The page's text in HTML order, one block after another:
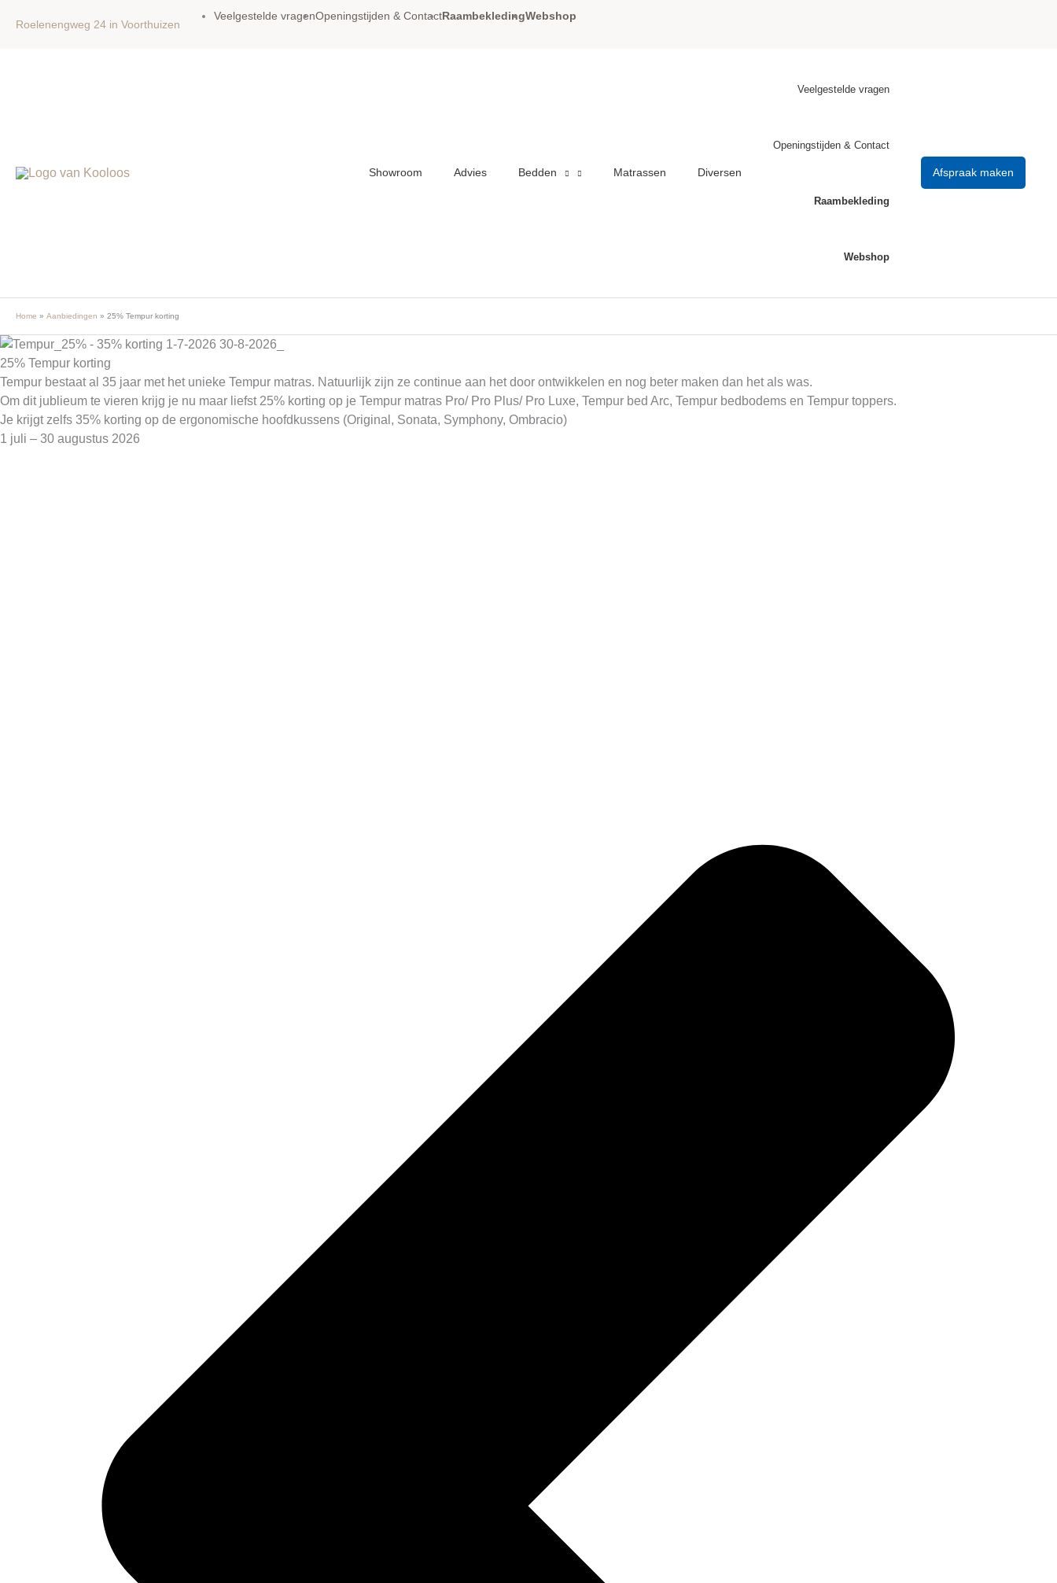
naarRoelenengweg 24 in Voorthuizen
Veelgestelde vragenOpeningstijden & ContactRaambekledingWebshop
Showroom Advies Bedden Matrassen Diversen
Veelgestelde vragen
Openingstijden & Contact
Raambekleding
Webshop
Afspraak maken
Home Aanbiedingen 25% Tempur korting
25% Tempur korting
Tempur bestaat al 35 jaar met het unieke Tempur matras. Natuurlijk zijn ze continue aan het door ontwikkelen en nog beter maken dan het als was.
Om dit jublieum te vieren krijg je nu maar liefst 25% korting op je Tempur matras Pro/ Pro Plus/ Pro Luxe, Tempur bed Arc, Tempur bedbodems en Tempur toppers.
Je krijgt zelfs 35% korting op de ergonomische hoofdkussens (Original, Sonata, Symphony, Ombracio)
1 juli – 30 augustus 2026